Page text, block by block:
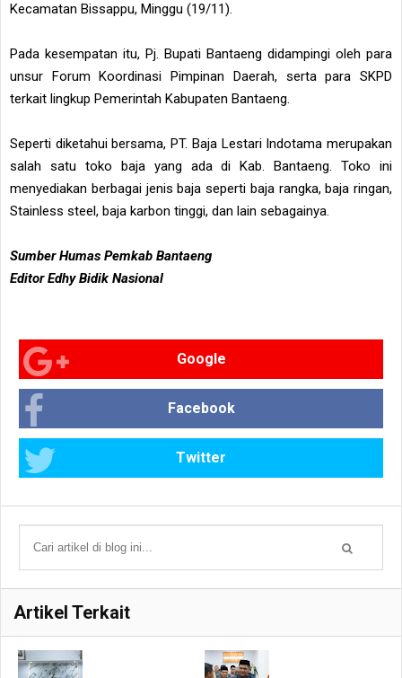
Kecamatan Bissappu, Minggu (19/11).
Pada kesempatan itu, Pj. Bupati Bantaeng didampingi oleh para
unsur Forum Koordinasi Pimpinan Daerah, serta para SKPD
terkait lingkup Pemerintah Kabupaten Bantaeng.
Seperti diketahui bersama, PT. Baja Lestari Indotama merupakan
salah satu toko baja yang ada di Kab. Bantaeng. Toko ini
menyediakan berbagai jenis baja seperti baja rangka, baja ringan,
Stainless steel, baja karbon tinggi, dan lain sebagainya.
Sumber Humas Pemkab Bantaeng
Editor Edhy Bidik Nasional
Google
Facebook
Twitter
Artikel Terkait